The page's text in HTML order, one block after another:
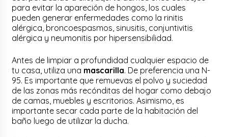
para evitar la apareción de hongos, los cuales
pueden generar enfermedades como la rinitis
alérgica, broncoespasmos, sinusitis, conjuntivitis
alérgica y neumonitis por hipersensibilidad.
Antes de limpiar a profundidad cualquier espacio de
tu casa, utiliza una mascarilla. De preferencia una N-
95. Es importante que remuevas el polvo y suciedad
de las zonas más recónditas del hogar como debajo
de camas, muebles y escritorios. Asimismo, es
importante secar cada parte de la habitación del
baño luego de utilizar la ducha.